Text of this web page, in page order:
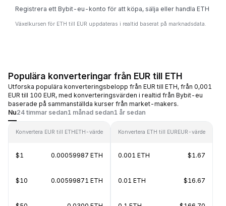
Registrera ett Bybit-eu-konto för att köpa, sälja eller handla ETH
Växelkursen för ETH till EUR uppdateras i realtid baserat på marknadsdata.
Populära konverteringar från EUR till ETH
Utforska populära konverteringsbelopp från EUR till ETH, från 0,001
EUR till 100 EUR, med konverteringsvärden i realtid från Bybit-eu
baserade på sammanställda kurser från market-makers.
Nu24 timmar sedan1 månad sedan1 år sedan
Konvertera EUR till ETHETH-värde
$1 0.00059987 ETH
$10 0.00599871 ETH
Konvertera ETH till EUREUR-värde
0.001 ETH $1.67
0.01 ETH $16.67